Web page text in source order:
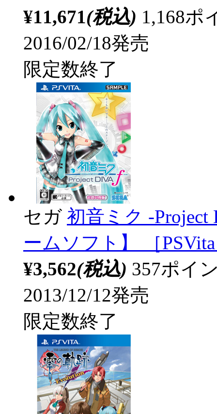
¥11,671(税込) 1,168ポ
2016/02/18発売
限定数終了
セガ 初音ミク -Project
ームソフト】 ［
¥3,562(税込) 357ポイ
2013/12/12発売
限定数終了